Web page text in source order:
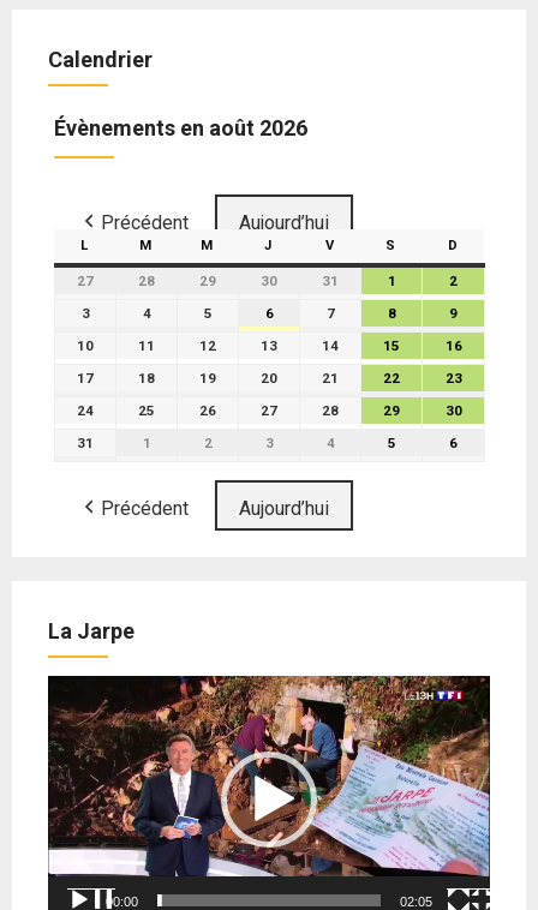
Calendrier
Évènements en août 2026
Précédent Aujourd’hui
L M M J V S D
27 28 29 30 31 1
2
3
4 5 6 7 8
9
10
11 12 13 14 15
16
17
18 19 20 21 22
23
24
25 26 27 28 29
30
31
1 2 3 4 5 6
Précédent Aujourd’hui
La Jarpe
Lecteur
vidéo
00:00 02:05